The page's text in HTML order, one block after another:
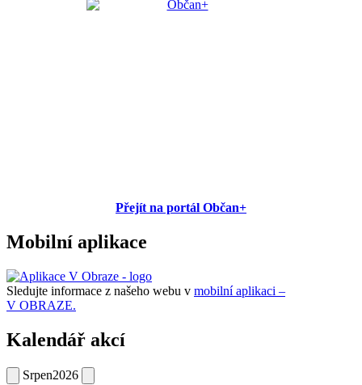
Přejít na portál Občan+
Mobilní aplikace
Sledujte informace z našeho webu v mobilní aplikaci –
V OBRAZE.
Kalendář akcí
Srpen2026